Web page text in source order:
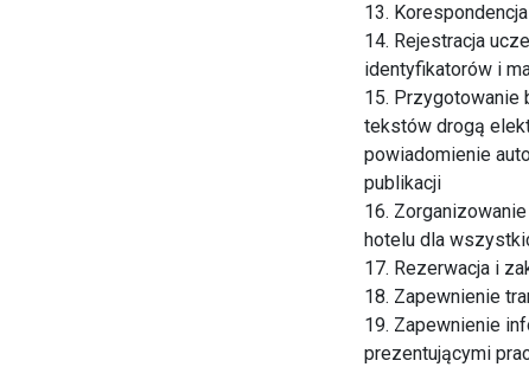
13.
14. Rejestracja
identyfikatorów i
15. Przygotowanie
tekstów drogą
powiadomienie
publikacji
16.
hotelu dla
17. Rezerwacja i
18. Zapewnienie
19. Zapewnienie
prezentującymi